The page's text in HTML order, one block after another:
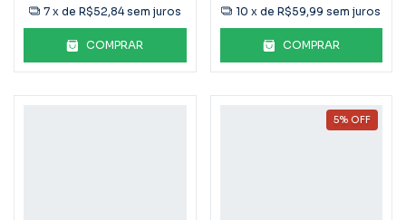
7 x de R$52,84 sem juros
COMPRAR
10 x deR$59,99 sem juros
COMPRAR
5% OFF